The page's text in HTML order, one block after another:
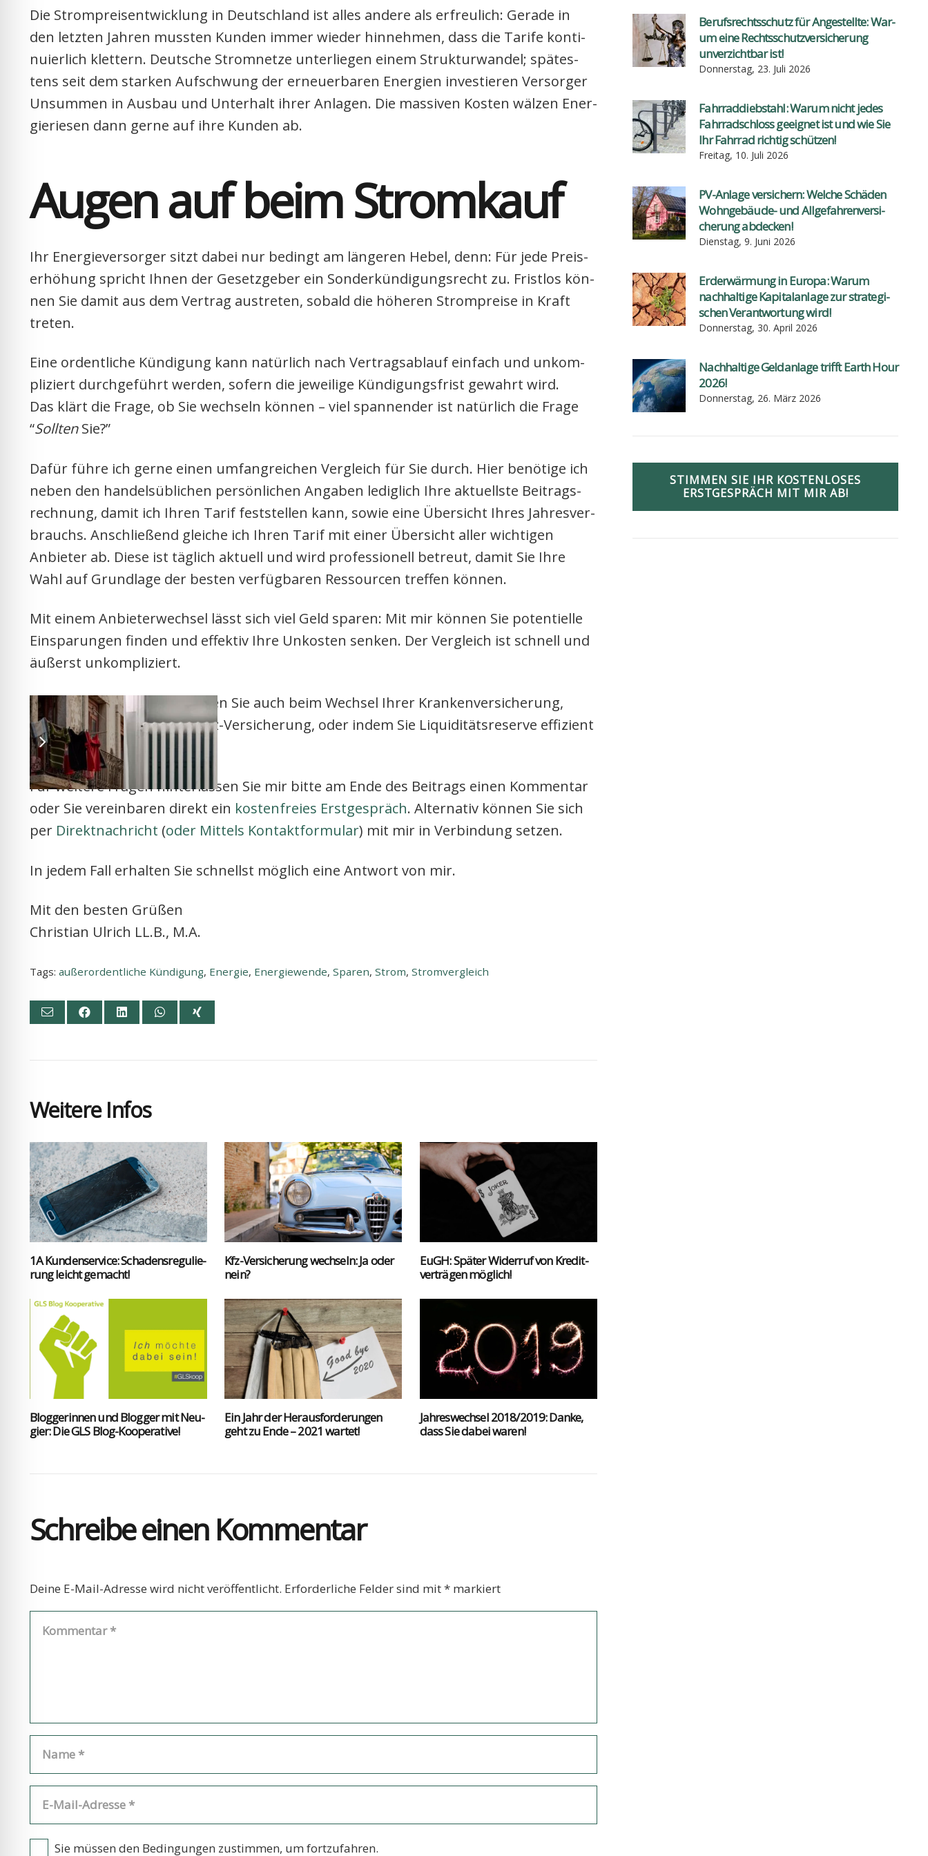
Die Strom­preis­ent­wick­lung in Deutsch­land ist alles ande­re als erfreu­lich: Gera­de in
den letz­ten Jah­ren muss­ten Kun­den immer wie­der hin­neh­men, dass die Tari­fe kon­ti­
nu­ier­lich klet­tern. Deut­sche Strom­net­ze unter­lie­gen einem Struk­tur­wan­del; spä­tes­
tens seit dem star­ken Auf­schwung der erneu­er­ba­ren Ener­gien inves­tie­ren Ver­sor­ger
Unsum­men in Aus­bau und Unter­halt ihrer Anla­gen. Die mas­si­ven Kos­ten wäl­zen Ener­
gie­rie­sen dann ger­ne auf ihre Kun­den ab.
Augen auf beim Strom­kauf
Ihr Ener­gie­ver­sor­ger sitzt dabei nur bedingt am län­ge­ren Hebel, denn: Für jede Preis­
er­hö­hung spricht Ihnen der Gesetz­ge­ber ein Son­der­kün­di­gungs­recht zu. Frist­los kön­
nen Sie damit aus dem Ver­trag aus­tre­ten, sobald die höhe­ren Strom­prei­se in Kraft
tre­ten.
Eine ordent­li­che Kün­di­gung kann natür­lich nach Ver­trags­ab­lauf ein­fach und unkom­
pli­ziert durch­ge­führt wer­den, sofern die jewei­li­ge Kün­di­gungs­frist gewahrt wird.
Das klärt die Fra­ge, ob Sie wech­seln kön­nen – viel span­nen­der ist natür­lich die Fra­ge
“Soll­tenSie?”
Dafür füh­re ich ger­ne einen umfang­rei­chen Ver­gleich für Sie durch. Hier benö­ti­ge ich
neben den han­dels­üb­li­chen per­sön­li­chen Anga­ben ledig­lich Ihre aktu­ells­te Bei­trags­
rech­nung, damit ich Ihren Tarif fest­stel­len kann, sowie eine Über­sicht Ihres Jah­res­ver­
brauchs. Anschlie­ßend glei­che ich Ihren Tarif mit einer Über­sicht aller wich­ti­gen
Anbie­ter ab. Die­se ist täg­lich aktu­ell und wird pro­fes­sio­nell betreut, damit Sie Ihre
Wahl auf Grund­la­ge der bes­ten ver­füg­ba­ren Res­sour­cen tref­fen kön­nen.
Mit einem Anbie­ter­wech­sel lässt sich viel Geld spa­ren: Mit mir kön­nen Sie poten­ti­el­le
Ein­spa­run­gen fin­den und effek­tiv Ihre Unkos­ten sen­ken. Der Ver­gleich ist schnell und
äußerst unkom­pli­ziert.
P.S. Mehr Geld spa­ren kön­nen Sie auch beim Wech­sel Ihrer Kran­ken­ver­si­che­rung,
Ihres Gas­an­bie­ters, Ihrer Kfz-Ver­si­che­rung, oder indem Sie Liqui­di­täts­re­ser­ve effi­zi­ent
gestal­ten.
Für wei­te­re Fra­gen hin­ter­las­sen Sie mir bit­te am Ende des Bei­trags einen Kom­men­tar
oder Sie ver­ein­ba­ren direkt ein kos­ten­frei­es Erst­ge­spräch. Alter­na­tiv kön­nen Sie sich
per Direkt­nach­richt (oder Mit­tels Kon­takt­for­mu­lar) mit mir in Ver­bin­dung set­zen.
In jedem Fall erhal­ten Sie schnellst mög­lich eine Ant­wort von mir.
Mit den bes­ten Grü­ßen
Chris­ti­an Ulrich LL.B., M.A.
Tags: außerordentliche Kündigung, Energie, Energiewende, Sparen, Strom, Stromvergleich
Wei­te­re Infos
1A Kun­den­ser­vice: Scha­dens­re­gu­lie­
rung leicht gemacht!
Kfz-Ver­si­che­rung wech­seln: Ja oder
nein?
EuGH: Spä­ter Wider­ruf von Kre­dit­
ver­trä­gen mög­lich!
Blog­ge­rin­nen und Blog­ger mit Neu­
gier: Die GLS Blog-Koope­ra­ti­ve!
Ein Jahr der Her­aus­for­de­run­gen
geht zu Ende – 2021 war­tet!
Jah­res­wech­sel 2018/2019: Dan­ke,
dass Sie dabei waren!
Schreibe einen Kommentar
Deine E-Mail-Adresse wird nicht veröffentlicht. Erforderliche Felder sind mit*markiert
Sie müssen den Bedingungen zustimmen, um fortzufahren.
Berufs­rechts­schutz für Ange­stell­te: War­
um eine Rechts­schutz­ver­si­che­rung
unver­zicht­bar ist!
Donnerstag, 23. Juli 2026
Fahr­rad­dieb­stahl: War­um nicht jedes
Fahr­rad­schloss geeig­net ist und wie Sie
Ihr Fahr­rad rich­tig schüt­zen!
Freitag, 10. Juli 2026
PV-Anla­ge ver­si­chern: Wel­che Schä­den
Wohn­ge­bäu­de- und All­ge­fah­ren­ver­si­
che­rung abde­cken!
Dienstag, 9. Juni 2026
Erd­er­wär­mung in Euro­pa: War­um
nach­hal­ti­ge Kapi­tal­an­la­ge zur stra­te­gi­
schen Ver­ant­wor­tung wird!
Donnerstag, 30. April 2026
Nach­hal­ti­ge Geld­an­la­ge trifft Earth Hour
2026!
Donnerstag, 26. März 2026
STIMMEN SIE IHR KOSTENLOSES
ERSTGESPRÄCH MIT MIR AB!